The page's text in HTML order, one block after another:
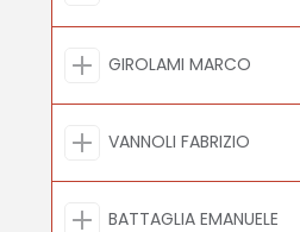
GIROLAMI MARCO
VANNOLI FABRIZIO
BATTAGLIA EMANUELE